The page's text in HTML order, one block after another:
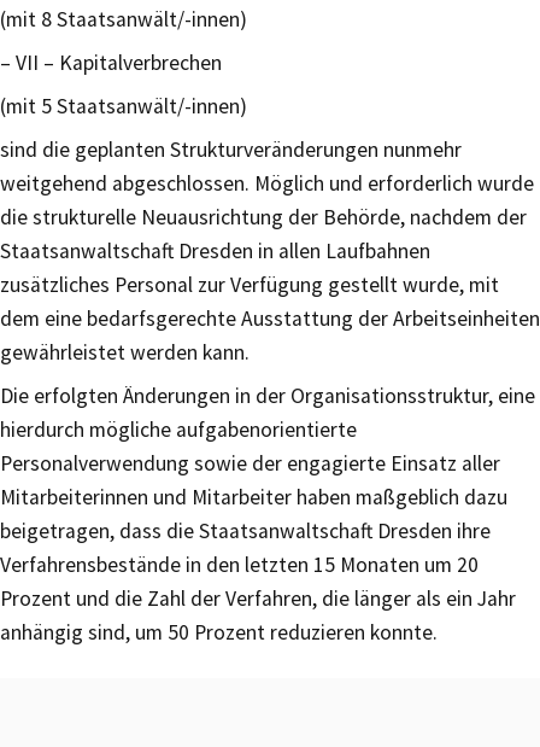
(mit 8 Staatsanwält/-innen)
– VII – Kapitalverbrechen
(mit 5 Staatsanwält/-innen)
sind die geplanten Strukturveränderungen nunmehr
weitgehend abgeschlossen. Möglich und erforderlich wurde
die strukturelle Neuausrichtung der Behörde, nachdem der
Staatsanwaltschaft Dresden in allen Laufbahnen
zusätzliches Personal zur Verfügung gestellt wurde, mit
dem eine bedarfsgerechte Ausstattung der Arbeitseinheiten
gewährleistet werden kann.
Die erfolgten Änderungen in der Organisationsstruktur, eine
hierdurch mögliche aufgabenorientierte
Personalverwendung sowie der engagierte Einsatz aller
Mitarbeiterinnen und Mitarbeiter haben maßgeblich dazu
beigetragen, dass die Staatsanwaltschaft Dresden ihre
Verfahrensbestände in den letzten 15 Monaten um 20
Prozent und die Zahl der Verfahren, die länger als ein Jahr
anhängig sind, um 50 Prozent reduzieren konnte.